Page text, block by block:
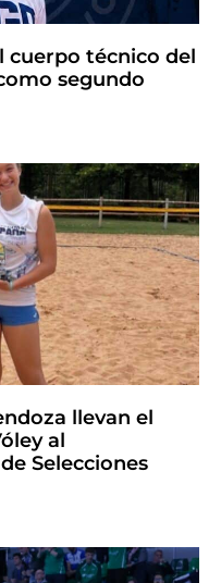
cuerpo técnico del
segundo
llevan el
al
Selecciones